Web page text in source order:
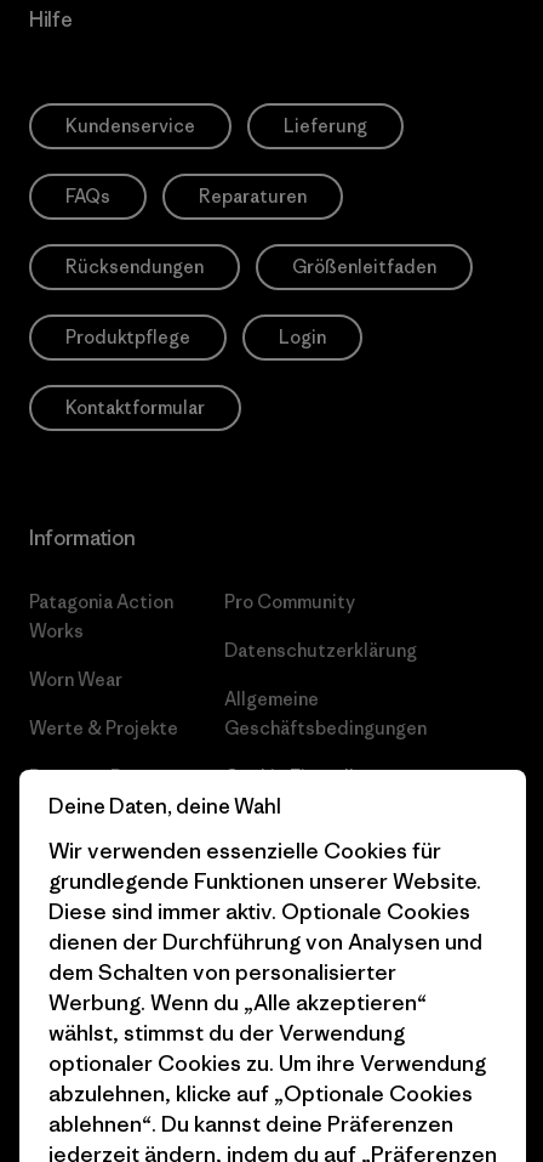
Hilfe
Kundenservice Lieferung
FAQs Reparaturen
Rücksendungen Größenleitfaden
Produktpflege Login
Kontaktformular
Information
Patagonia Action
Works
Worn Wear
Werte & Projekte
Progress Report
Business Unusual
Klimaziele
1% For The Planet
Wie wir finanzieren
Geschenkgutscheine
Stores in deiner Nähe
Pro Community
Datenschutzerklärung
Allgemeine
Geschäftsbedingungen
Cookie Einstellungen
Pressekontakt
Industry program
Affiliate-Programm
Patagonia Schweiz
Seitenverzeichnis
Deine Daten, deine Wahl
Wir verwenden essenzielle Cookies für
grundlegende Funktionen unserer Website.
Diese sind immer aktiv. Optionale Cookies
dienen der Durchführung von Analysen und
dem Schalten von personalisierter
Werbung. Wenn du „Alle akzeptieren“
wählst, stimmst du der Verwendung
optionaler Cookies zu. Um ihre Verwendung
abzulehnen, klicke auf „Optionale Cookies
ablehnen“. Du kannst deine Präferenzen
jederzeit ändern, indem du auf „Präferenzen